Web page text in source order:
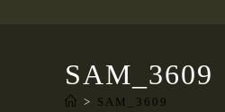
SAM_3609
> SAM_3609